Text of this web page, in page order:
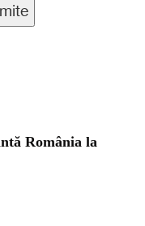
România la